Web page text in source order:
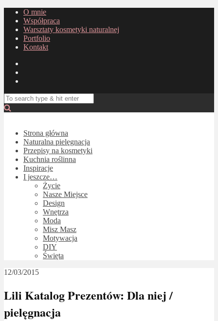
O mnie
Współpraca
Warsztaty kosmetyki naturalnej
Portfolio
Kontakt
Strona główna
Naturalna pielęgnacja
Przepisy na kosmetyki
Kuchnia roślinna
Inspiracje
I jeszcze…
Życie
Nasze Miejsce
Design
Wnętrza
Moda
Misz Masz
Motywacja
DIY
Święta
12/03/2015
Lili Katalog Prezentów: Dla niej /
pielęgnacja